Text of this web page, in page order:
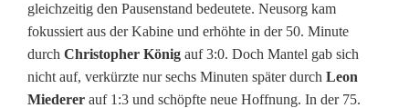
gleichzeitig den Pausenstand bedeutete. Neusorg kam
fokussiert aus der Kabine und erhöhte in der 50. Minute
durch Christopher König auf 3:0. Doch Mantel gab sich
nicht auf, verkürzte nur sechs Minuten später durch Leon
Miederer auf 1:3 und schöpfte neue Hoffnung. In der 75.